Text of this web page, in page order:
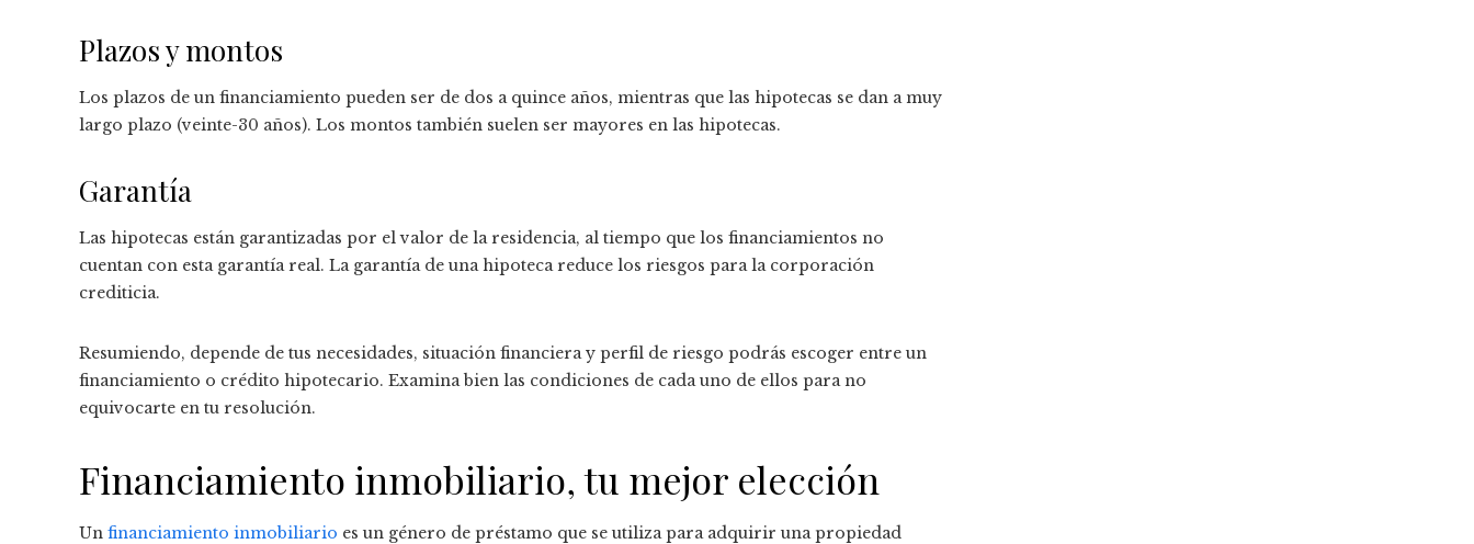
Plazos y montos
Los plazos de un financiamiento pueden ser de dos a quince años, mientras que las hipotecas se dan a muy
largo plazo (veinte-30 años). Los montos también suelen ser mayores en las hipotecas.
Garantía
Las hipotecas están garantizadas por el valor de la residencia, al tiempo que los financiamientos no
cuentan con esta garantía real. La garantía de una hipoteca reduce los riesgos para la corporación
crediticia.
Resumiendo, depende de tus necesidades, situación financiera y perfil de riesgo podrás escoger entre un
financiamiento o crédito hipotecario. Examina bien las condiciones de cada uno de ellos para no
equivocarte en tu resolución.
Financiamiento inmobiliario, tu mejor elección
Un financiamiento inmobiliario es un género de préstamo que se utiliza para adquirir una propiedad